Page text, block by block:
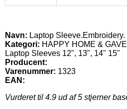
Navn: Laptop
Kategori: HAPPY HOME &
Laptop Sleeves 12", 13", 14" 15"
Producent:
Varenummer: 1323
EAN:
Vurderet til 4.9 ud af 5 stjerner